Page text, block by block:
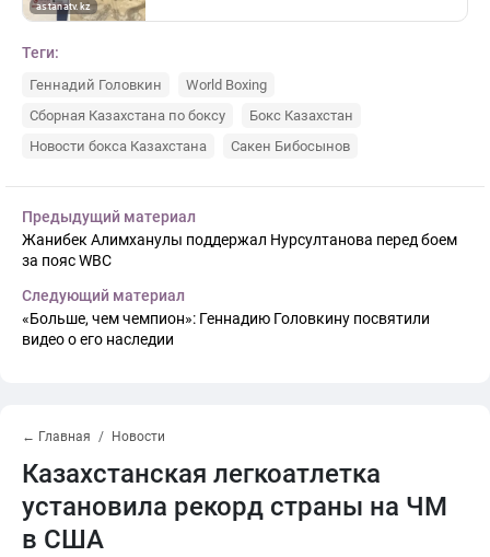
Теги:
Геннадий Головкин
World Boxing
Сборная Казахстана по боксу
Бокс Казахстан
Новости бокса Казахстана
Сакен Бибосынов
Предыдущий материал
Жанибек Алимханулы поддержал Нурсултанова перед боем
за пояс WBC
Следующий материал
«Больше, чем чемпион»: Геннадию Головкину посвятили
видео о его наследии
← Главная Новости
Казахстанская легкоатлетка
установила рекорд страны на ЧМ
в США